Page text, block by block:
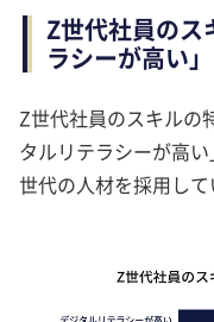
Z世代社員のス
ラシーが高い」
Z世代社員のスキルの
タルリテラシーが高
世代の人材を採用して